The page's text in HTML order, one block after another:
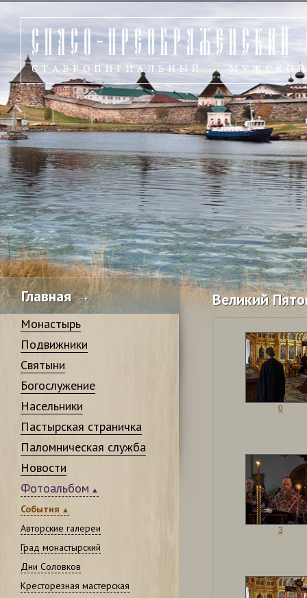
Главная →
Монастырь
Подвижники
Святыни
Богослужение
Насельники
Пастырская страничка
Паломническая служба
Новости
Фотоальбом
События
Авторские галереи
Град монастырский
Дни Соловков
Кресторезная мастерская
Великий
0
3